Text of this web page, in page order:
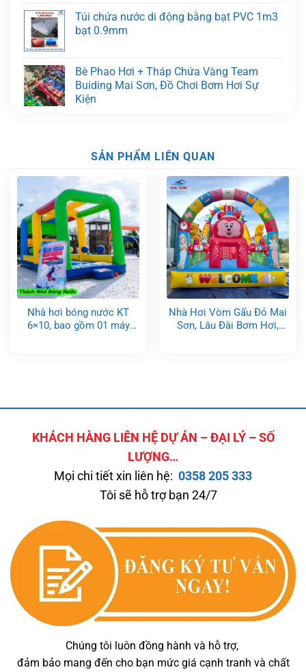
Túi chứa nước di động bằng bạt PVC 1m3
bạt 0.9mm
Bè Phao Hơi + Tháp Chứa Vàng Team
Buiding Mai Sơn, Đồ Chơi Bơm Hơi Sự
Kiện
SẢN PHẨM LIÊN QUAN
Nhà hơi bóng nước KT
6×10, bao gồm 01 máy
Nhà Hơi Vòm Gấu Đỏ Mai
Sơn, Lâu Đài Bơm Hơi,
KHÁCH HÀNG LIÊN HỆ DỰ ÁN – ĐẠI LÝ – SỐ
LƯỢNG…
Mọi chi tiết xin liên hệ: 0358 205 333
Tôi sẽ hỗ trợ bạn 24/7
Chúng tôi luôn đồng hành và hỗ trợ,
đảm bảo mang đến cho bạn mức giá cạnh tranh và chất